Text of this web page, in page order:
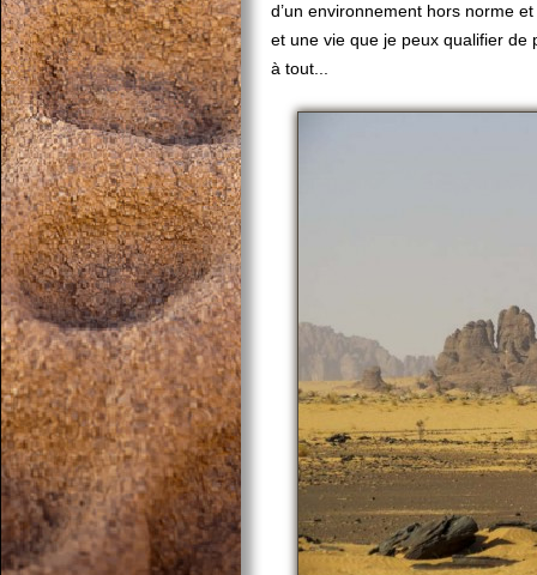
d’un environnement hors norme
et une vie que je peux qualifier de
à tout...